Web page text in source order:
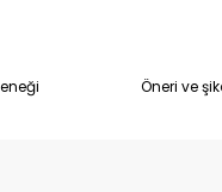
Öneri ve